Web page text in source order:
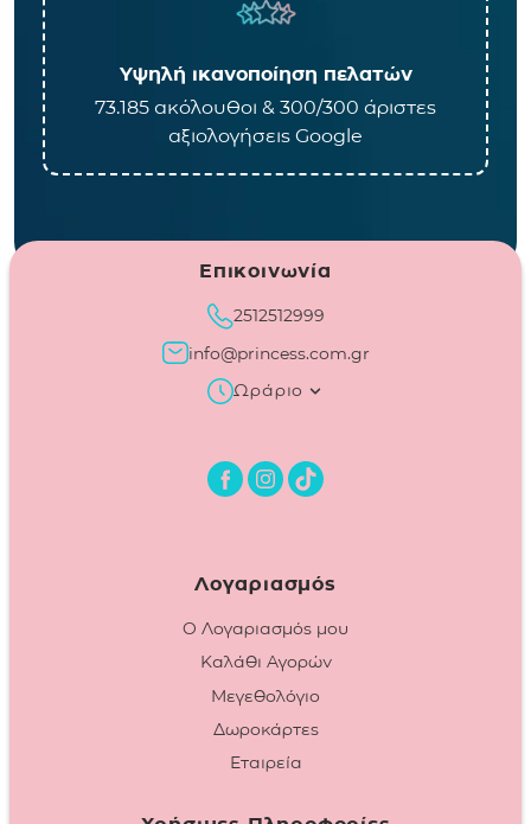
Υψηλή ικανοποίηση πελατών
73.185 ακόλουθοι & 300/300 άριστες
αξιολογήσεις Google
Επικοινωνία
2512512999
info@princess.com.gr
Ωράριο
Λογαριασμός
Ο Λογαριασμός μου
Καλάθι Αγορών
Μεγεθολόγιο
Δωροκάρτες
Εταιρεία